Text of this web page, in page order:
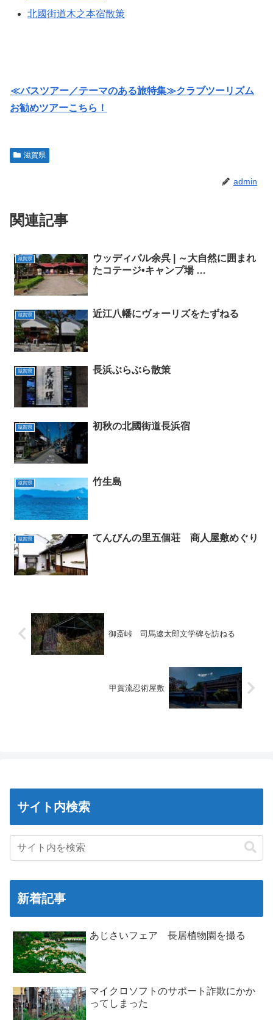
北國街道木之本宿散策
≪バスツアー／テーマのある旅特集≫クラブツーリズム
お勧めツアーこちら！
滋賀県
admin
関連記事
滋賀県
ウッディパル余呉 | ～大自然に囲まれ
たコテージ•キャンプ場 …
滋賀県 近江八幡にヴォーリズをたずねる
滋賀県 長浜ぶらぶら散策
滋賀県 初秋の北國街道長浜宿
滋賀県 竹生島
滋賀県 てんびんの里五個荘 商人屋敷めぐり
御斎峠 司馬遼太郎文学碑を訪ねる
甲賀流忍術屋敷
サイト内検索
新着記事
あじさいフェア 長居植物園を撮る
マイクロソフトのサポート詐欺にかか
ってしまった